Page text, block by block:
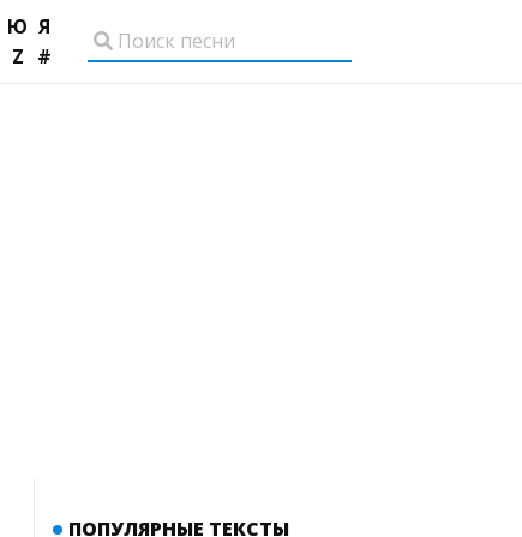
Ю Я
Z #
ПОПУЛЯРНЫЕ ТЕКСТЫ